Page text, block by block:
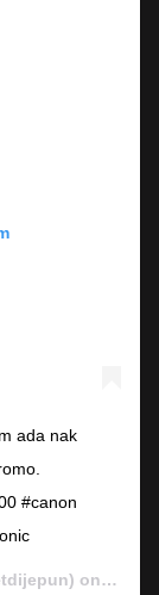
ada nak
#canon
on Jan 7,